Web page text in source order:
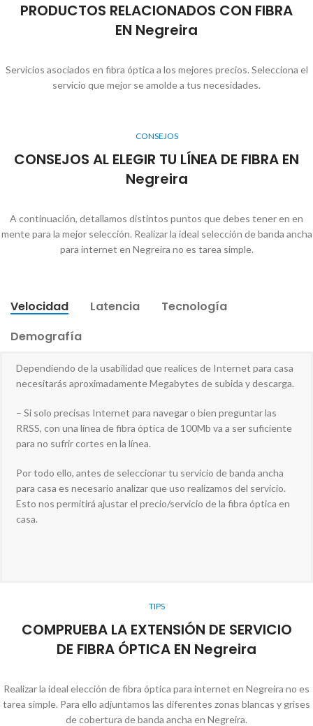
PRODUCTOS RELACIONADOS CON FIBRA
EN Negreira
Servicios asociados en fibra óptica a los mejores precios. Selecciona el
servicio que mejor se amolde a tus necesidades.
CONSEJOS
CONSEJOS AL ELEGIR TU LÍNEA DE FIBRA EN
Negreira
A continuación, detallamos distintos puntos que debes tener en en
mente para la mejor selección. Realizar la ideal selección de banda ancha
para internet en Negreira no es tarea simple.
Velocidad Latencia
Tecnología
Demografía
Dependiendo de la usabilidad que realices de Internet para casa
necesitarás aproximadamente Megabytes de subida y descarga.
– Si solo precisas Internet para navegar o bien preguntar las
RRSS, con una línea de fibra óptica de 100Mb va a ser suficiente
para no sufrir cortes en la línea.
Por todo ello, antes de seleccionar tu servicio de banda ancha
para casa es necesario analizar que uso realizamos del servicio.
Esto nos permitirá ajustar el precio/servicio de la fibra óptica en
casa.
TIPS
COMPRUEBA LA EXTENSIÓN DE SERVICIO
DE FIBRA ÓPTICA EN Negreira
Realizar la ideal elección de fibra óptica para internet en Negreira no es
tarea simple. Para ello adjuntamos las diferentes zonas blancas y grises
de cobertura de banda ancha en Negreira.